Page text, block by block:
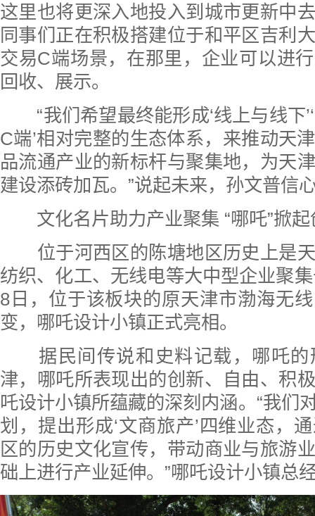
这里也将更深入地投入到城市更新中
同事们正在积极搭建位于和平区吉利
交易C端场景，在那里，企业可以进
回收、展示。
“我们希望最终能形成‘线上与线下’‘
C端’相对完整的生态体系，来推动天
品流通产业的新标杆与聚集地，为天
建设添砖加瓦。”说起未来，孙文普信
文化名片助力产业聚集 “哪吒”掀起
位于河西区的陈塘地区历史上是天
纺织、化工、无线电等大中型企业聚
8日，位于该板块的原天津市渤海无
变，哪吒设计小镇正式亮相。
据民间传说和史料记载，哪吒的
津，哪吒所表现出的创新、自由、积
吒设计小镇所蕴藏的深刻内涵。“我们
划，提出形成‘文商旅产’四维业态，
区的历史文化宣传，带动商业与旅游
础上进行产业延伸。”哪吒设计小镇总